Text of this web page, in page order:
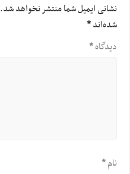
نشانی ایمیل شما منتشر نخواهد شد.
شده‌اند*
دیدگاه*
نام*